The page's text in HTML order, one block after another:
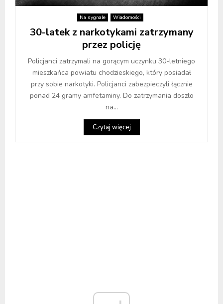
Na sygnale Wiadomości
30-latek z narkotykami zatrzymany
przez policję
Policjanci zatrzymali na gorącym uczynku 30-letniego
mieszkańca powiatu chodzieskiego, który posiadał
przy sobie narkotyki. Policjanci zabezpieczyli łącznie
ponad 24 gramy amfetaminy. Do zatrzymania doszło
na...
Czytaj więcej